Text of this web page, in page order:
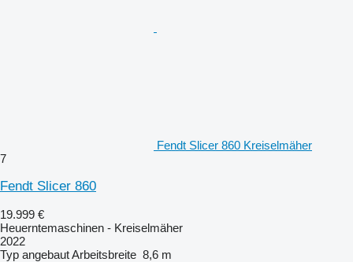
Fendt Slicer 860 Kreiselmäher
7
Fendt Slicer 860
19.999 €
Heuerntemaschinen - Kreiselmäher
2022
Typ angebautArbeitsbreite 8,6 m